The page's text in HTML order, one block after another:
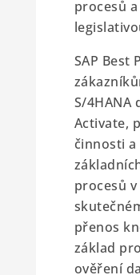
procesů
SAP Best
S/4HANA
Activate,
činnosti
procesů v
přenos
základ
ověření